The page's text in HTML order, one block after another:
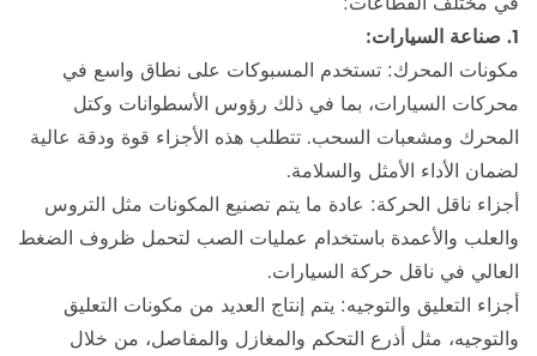
1. صناعة السيارات:
مكونات المحرك: تستخدم المسبوكات على نطاق واسع في
محركات السيارات، بما في ذلك رؤوس الأسطوانات وكتل
المحرك ومشعبات السحب. تتطلب هذه الأجزاء قوة ودقة عالية
لضمان الأداء الأمثل والسلامة.
أجزاء ناقل الحركة: عادة ما يتم تصنيع المكونات مثل التروس
والعلب والأعمدة باستخدام عمليات الصب لتحمل ظروف الضغط
العالي في ناقل حركة السيارات.
أجزاء التعليق والتوجيه: يتم إنتاج العديد من مكونات التعليق
والتوجيه، مثل أذرع التحكم والمغازل والمفاصل، من خلال